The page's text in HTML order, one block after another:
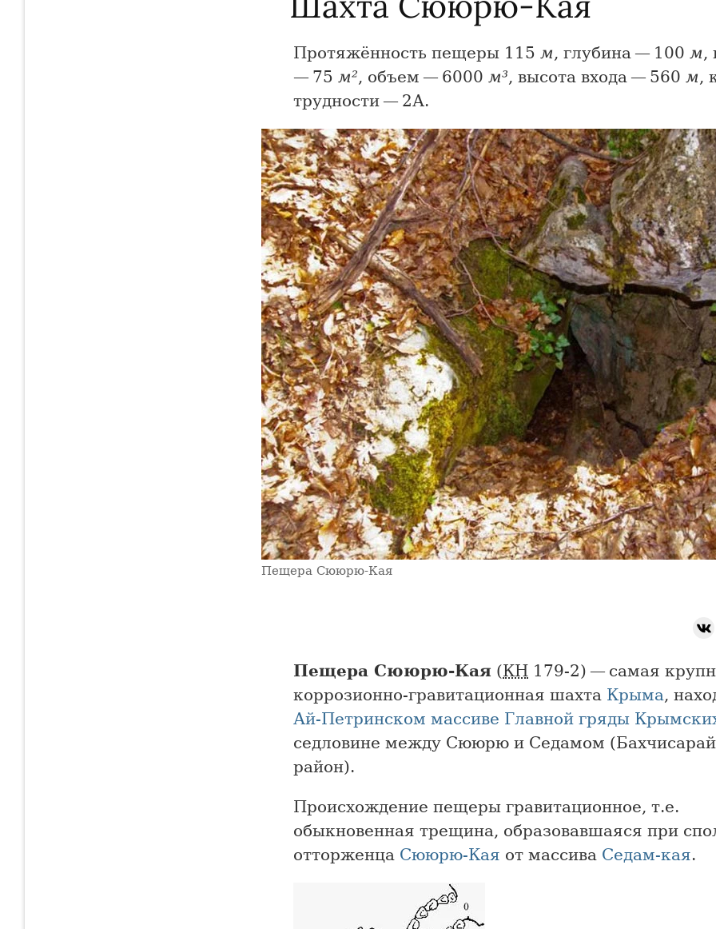
Протяжённость пещеры 115 м, глубина — 100 м,
— 75 м², объем — 6000 м³, высота входа — 560 м,
трудности — 2А.
Пещера Сююрю-Кая
Пещера Сююрю-Кая (КН 179-2) — самая
коррозионно-гравитационная шахта Крыма,
Ай-Петринском массиве Главной гряды
седловине между Сююрю и Седамом
район).
Происхождение пещеры гравитационное, т.е.
обыкновенная трещина, образовавшаяся при
отторженца Сююрю-Кая от массива Седам-кая.